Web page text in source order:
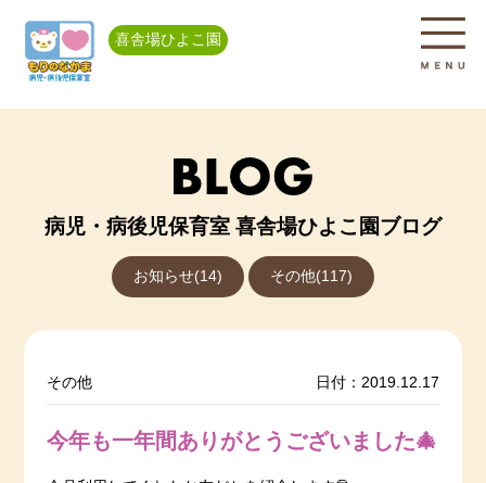
喜舎場ひよこ園
病児・病後児保育室 喜舎場ひよこ園ブログ
お知らせ(14) その他(117)
その他 日付：2019.12.17
今年も一年間ありがとうございました🎄